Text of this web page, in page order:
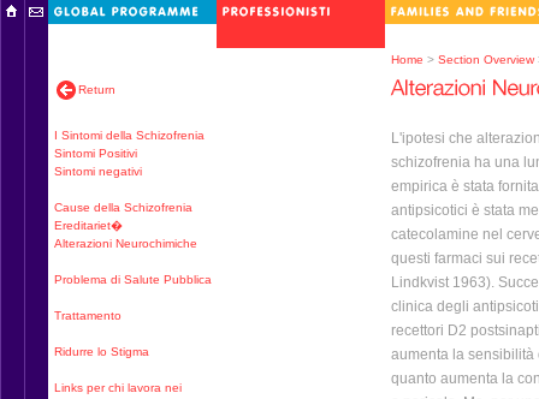
Home > Section Overview
Return
I Sintomi della Schizofrenia
Sintomi Positivi
Sintomi negativi
Cause della Schizofrenia
Ereditariet�
Alterazioni Neurochimiche
Problema di Salute Pubblica
Trattamento
Ridurre lo Stigma
Links per chi lavora nei
L'ipotesi che
schizofrenia ha una
empirica è stata
antipsicotici è stata
catecolamine nel
questi farmaci sui
Lindkvist 1963).
clinica degli
recettori D2
aumenta la
quanto aumenta la